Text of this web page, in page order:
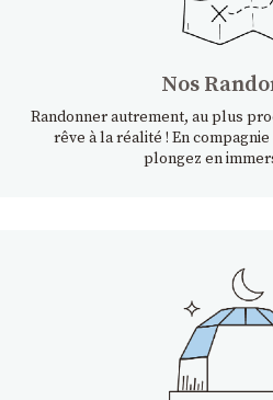
Nos
Randonner autrement, au plus
rêve à la réalité ! En
plongez en